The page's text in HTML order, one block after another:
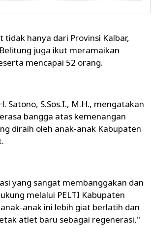
tidak hanya dari Provinsi Kalbar,
juga ikut meramaikan
mencapai 52 orang.
Satono, S.Sos.I., M.H., mengatakan
bangga atas kemenangan
diraih oleh anak-anak Kabupaten
yang sangat membanggakan dan
melalui PELTI Kabupaten
anak ini lebih giat berlatih dan
atlet baru sebagai regenerasi,"